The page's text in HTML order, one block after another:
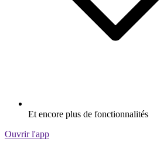
Et encore plus de fonctionnalités
Ouvrir l'app